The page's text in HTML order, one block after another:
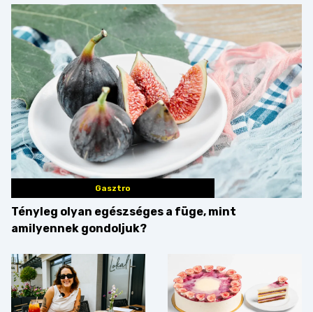
Gasztro
Tényleg olyan egészséges a füge, mint
amilyennek gondoljuk?